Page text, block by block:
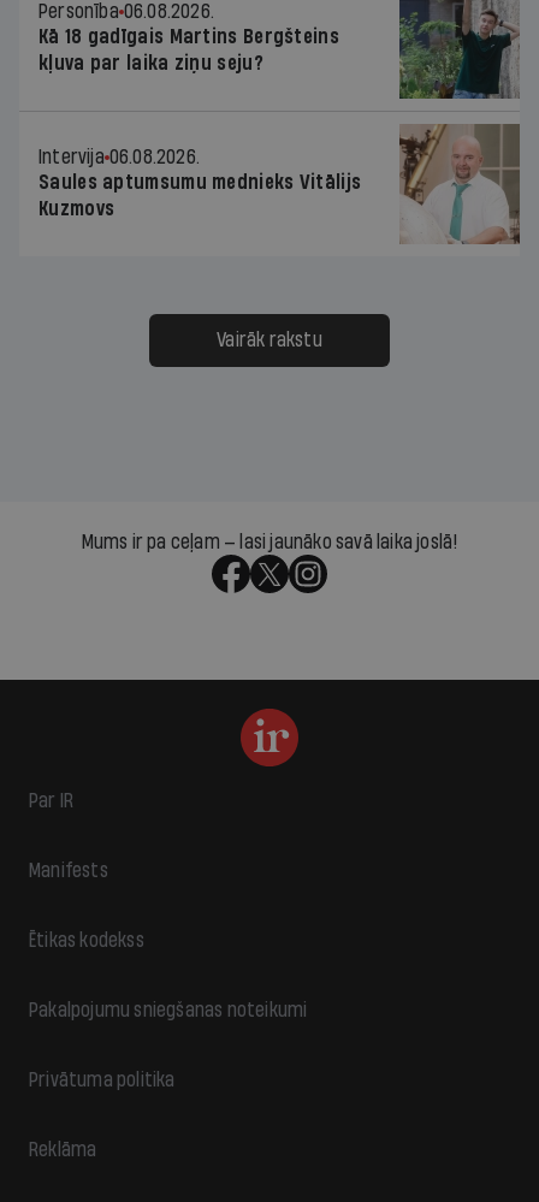
Personība 06.08.2026.
Kā 18 gadīgais Martins Bergšteins
kļuva par laika ziņu seju?
Intervija 06.08.2026.
Saules aptumsumu mednieks Vitālijs
Kuzmovs
Vairāk rakstu
Mums ir pa ceļam — lasi jaunāko savā laika joslā!
Par IR
Manifests
Ētikas kodekss
Pakalpojumu sniegšanas noteikumi
Privātuma politika
Reklāma